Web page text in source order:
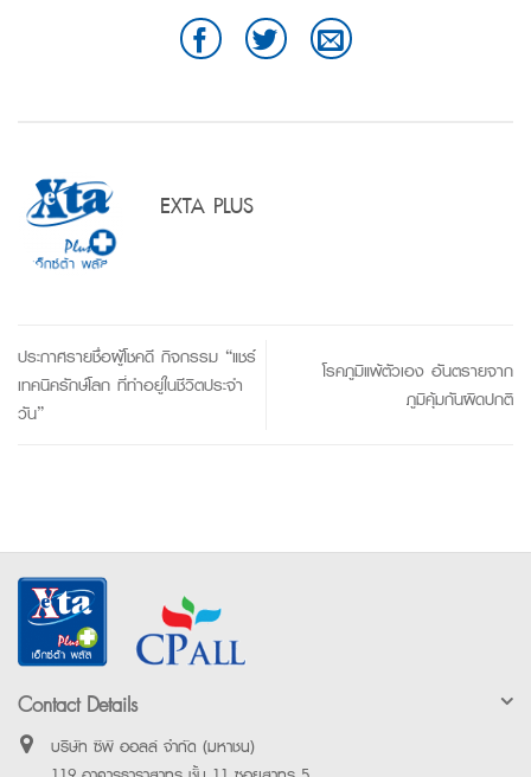
EXTA PLUS
ประกาศรายชื่อผู้โชคดี กิจกรรม “แชร์
เทคนิครักษ์โลก ที่ทำอยู่ในชีวิตประจำ
วัน”
โรคภูมิแพ้ตัวเอง อันตรายจาก
ภูมิคุ้มกันผิดปกติ
Contact Details
บริษัท ซีพี ออลล์ จำกัด (มหาชน)